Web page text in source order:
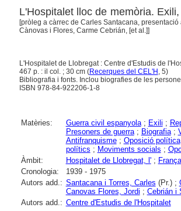
L'Hospitalet lloc de memòria.
[pròleg a càrrec de Carles Santacana,
Cànovas i Flores, Carme Cebrián, [et al.]]
L'Hospitalet de Llobregat : Centre d'Estudis de
467 p. : il col. ; 30 cm (Recerques del CEL'H , 5)
Bibliografia i fonts. Inclou biografies de les
ISBN 978-84-922206-1-8
Matèries: Guerra civil espanyola; Exili ;
Presoners de guerra; Biografia;
Antifranquisme; Oposició política
polítics ; Moviments socials ;
Àmbit:
Hospitalet de Llobregat, l'; França
Cronologia:
1939 - 1975
Autors add.: Santacana i Torres, Carles (Pr.) ;
Canovas Flores, Jordi ; Cebrián i
Autors add.: Centre d'Estudis de l'Hospitalet